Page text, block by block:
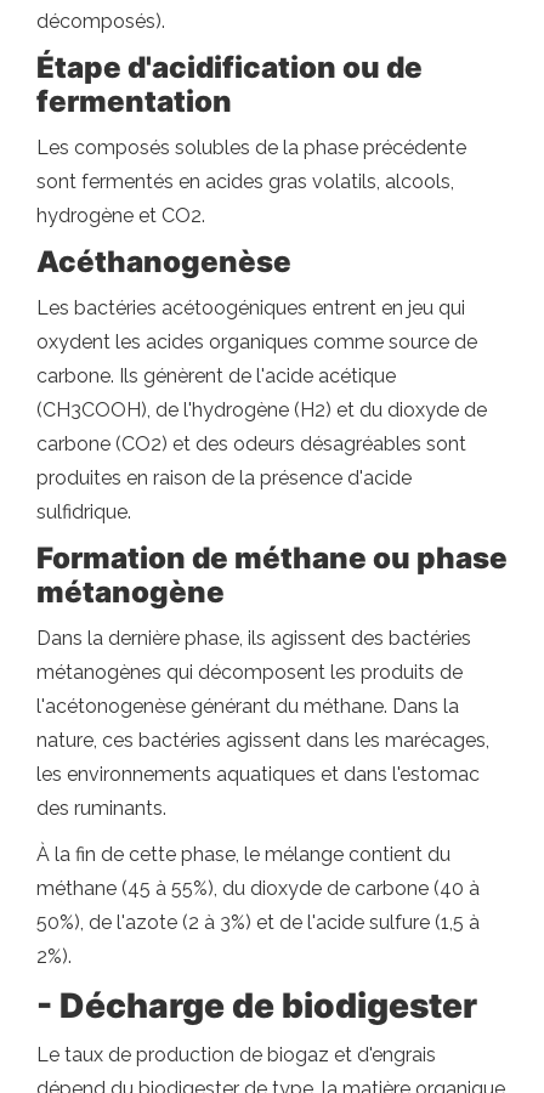
décomposés).
Étape d'acidification ou de
fermentation
Les composés solubles de la phase précédente
sont fermentés en acides gras volatils, alcools,
hydrogène et CO2.
Acéthanogenèse
Les bactéries acétoogéniques entrent en jeu qui
oxydent les acides organiques comme source de
carbone. Ils génèrent de l'acide acétique
(CH3COOH), de l'hydrogène (H2) et du dioxyde de
carbone (CO2) et des odeurs désagréables sont
produites en raison de la présence d'acide
sulfidrique.
Formation de méthane ou phase
métanogène
Dans la dernière phase, ils agissent des bactéries
métanogènes qui décomposent les produits de
l'acétonogenèse générant du méthane. Dans la
nature, ces bactéries agissent dans les marécages,
les environnements aquatiques et dans l'estomac
des ruminants.
À la fin de cette phase, le mélange contient du
méthane (45 à 55%), du dioxyde de carbone (40 à
50%), de l'azote (2 à 3%) et de l'acide sulfure (1,5 à
2%).
- Décharge de biodigester
Le taux de production de biogaz et d'engrais
dépend du biodigester de type, la matière organique